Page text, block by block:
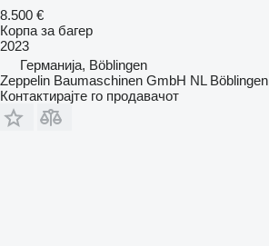
8.500 €
Корпа за багер
2023
Германија, Böblingen
Zeppelin Baumaschinen GmbH NL Böblingen
Контактирајте го продавачот